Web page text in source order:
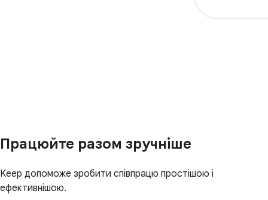
Працюйте разом зручніше
Keep допоможе зробити співпрацю простішою і
ефективнішою.